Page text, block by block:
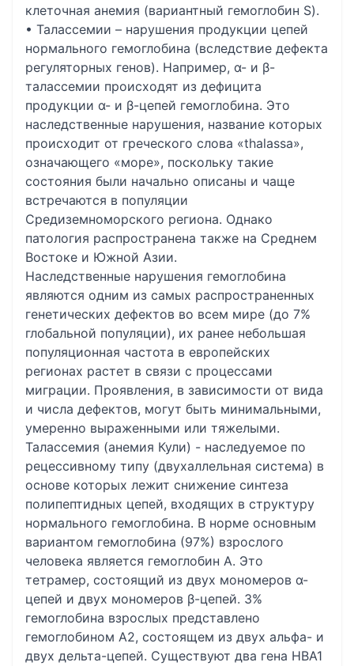
клеточная анемия (вариантный гемоглобин S).
• Талассемии – нарушения продукции цепей
нормального гемоглобина (вследствие дефекта
регуляторных генов). Например, α- и β-
талассемии происходят из дефицита
продукции α- и β-цепей гемоглобина. Это
наследственные нарушения, название которых
происходит от греческого слова «thalassa»,
означающего «море», поскольку такие
состояния были начально описаны и чаще
встречаются в популяции
Средиземноморского региона. Однако
патология распространена также на Среднем
Востоке и Южной Азии.
Наследственные нарушения гемоглобина
являются одним из самых распространенных
генетических дефектов во всем мире (до 7%
глобальной популяции), их ранее небольшая
популяционная частота в европейских
регионах растет в связи с процессами
миграции. Проявления, в зависимости от вида
и числа дефектов, могут быть минимальными,
умеренно выраженными или тяжелыми.
Талассемия (анемия Кули) - наследуемое по
рецессивному типу (двухаллельная система) в
основе которых лежит снижение синтеза
полипептидных цепей, входящих в структуру
нормального гемоглобина. В норме основным
вариантом гемоглобина (97%) взрослого
человека является гемоглобин А. Это
тетрамер, состоящий из двух мономеров α-
цепей и двух мономеров β-цепей. 3%
гемоглобина взрослых представлено
гемоглобином А2, состоящем из двух альфа- и
двух дельта-цепей. Существуют два гена HBA1